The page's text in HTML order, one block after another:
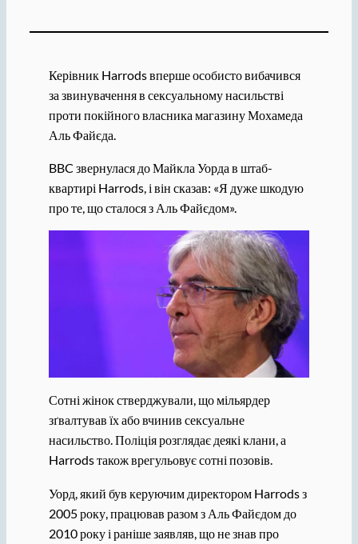
Керівник Harrods вперше особисто вибачився
за звинувачення в сексуальному насильстві
проти покійного власника магазину Мохамеда
Аль Файєда.
BBC звернулася до Майкла Уорда в штаб-
квартирі Harrods, і він сказав: «Я дуже шкодую
про те, що сталося з Аль Файєдом».
Сотні жінок стверджували, що мільярдер
зґвалтував їх або вчинив сексуальне
насильство. Поліція розглядає деякі клани, а
Harrods також врегульовує сотні позовів.
Уорд, який був керуючим директором Harrods з
2005 року, працював разом з Аль Файєдом до
2010 року і раніше заявляв, що не знав про